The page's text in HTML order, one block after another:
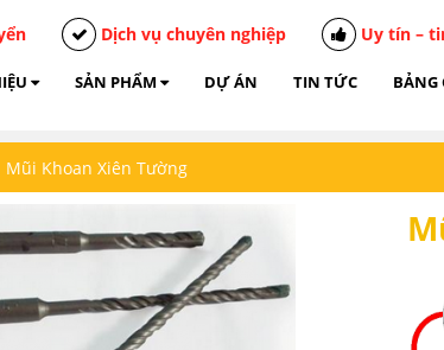
Dịch vụ chuyên nghiệp Uy tín –
SẢN PHẨM DỰ ÁN TIN TỨC BẢNG
Mũi Khoan Xiên Tường